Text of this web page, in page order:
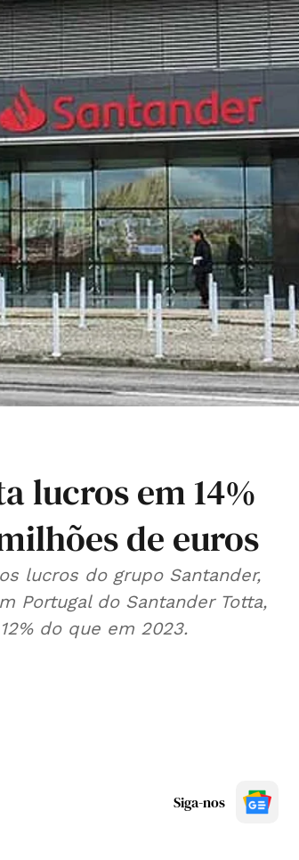
lucros em 14%
de euros
lucros do grupo Santander,
Portugal do Santander Totta,
do que em 2023.
Siga-nos